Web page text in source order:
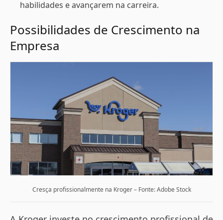
habilidades e avançarem na carreira​.
Possibilidades de Crescimento na
Empresa
Cresça profissionalmente na Kroger – Fonte: Adobe Stock